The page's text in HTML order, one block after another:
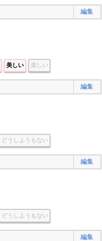
編集
美しい 楽しい
編集
どうしようもない
編集
どうしようもない
編集